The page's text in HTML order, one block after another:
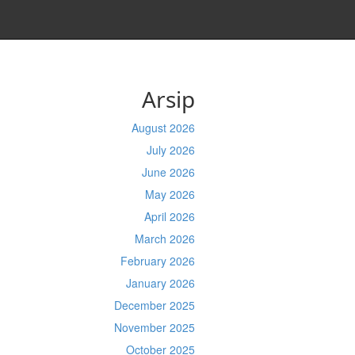
Arsip
August 2026
July 2026
June 2026
May 2026
April 2026
March 2026
February 2026
January 2026
December 2025
November 2025
October 2025